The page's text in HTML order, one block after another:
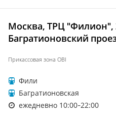
Москва, ТРЦ "Филион",
Багратионовский
Прикассовая зона OBI
Фили
Багратионовская
ежедневно 10:00-22:00